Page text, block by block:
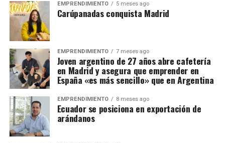
EMPRENDIMIENTO 5 meses ago
Carúpanadas conquista Madrid
EMPRENDIMIENTO 7 meses ago
Joven argentino de 27 años abre cafetería
en Madrid y asegura que emprender en
España «es más sencillo» que en Argentina
EMPRENDIMIENTO 8 meses ago
Ecuador se posiciona en exportación de
arándanos